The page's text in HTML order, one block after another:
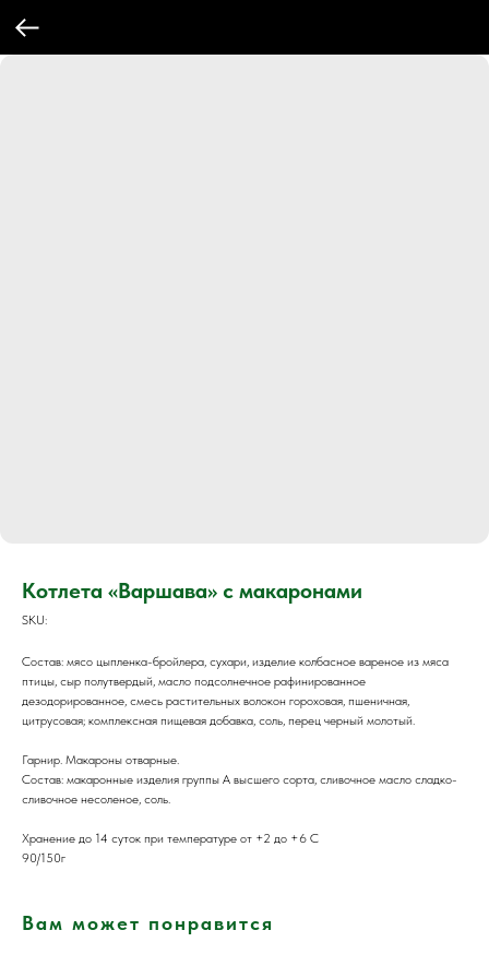
Котлета «Варшава» с макаронами
SKU:
Состав: мясо цыпленка-бройлера, сухари, изделие колбасное вареное из мяса
птицы, сыр полутвердый, масло подсолнечное рафинированное
дезодорированное, смесь растительных волокон гороховая, пшеничная,
цитрусовая; комплексная пищевая добавка, соль, перец черный молотый.
Гарнир. Макароны отварные.
Состав: макаронные изделия группы А высшего сорта, сливочное масло сладко-
сливочное несоленое, соль.
Хранение до 14 суток при температуре от +2 до +6 С
90/150г
Вам может понравится